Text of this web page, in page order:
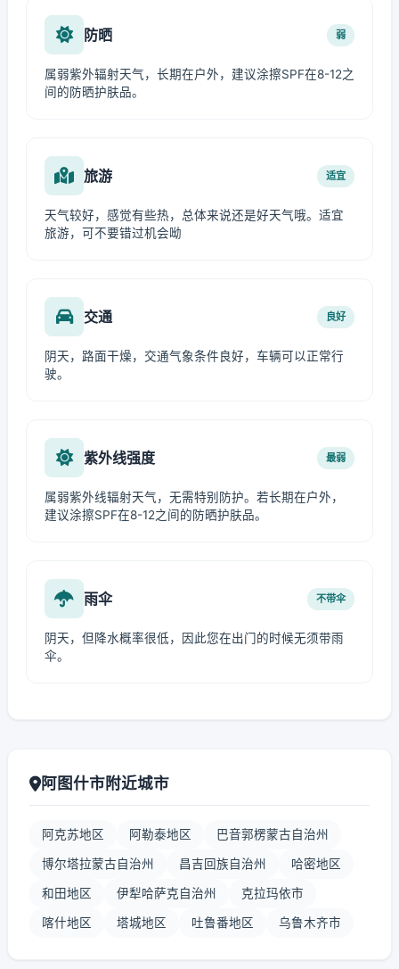
防晒 弱
属弱紫外辐射天气，长期在户外，建议涂擦SPF在8-12之
间的防晒护肤品。
旅游 适宜
天气较好，感觉有些热，总体来说还是好天气哦。适宜
旅游，可不要错过机会呦
交通 良好
阴天，路面干燥，交通气象条件良好，车辆可以正常行
驶。
紫外线强度 最弱
属弱紫外线辐射天气，无需特别防护。若长期在户外，
建议涂擦SPF在8-12之间的防晒护肤品。
雨伞 不带伞
阴天，但降水概率很低，因此您在出门的时候无须带雨
伞。
阿图什市附近城市
阿克苏地区 阿勒泰地区 巴音郭楞蒙古自治州
博尔塔拉蒙古自治州 昌吉回族自治州 哈密地区
和田地区 伊犁哈萨克自治州 克拉玛依市
喀什地区 塔城地区 吐鲁番地区 乌鲁木齐市